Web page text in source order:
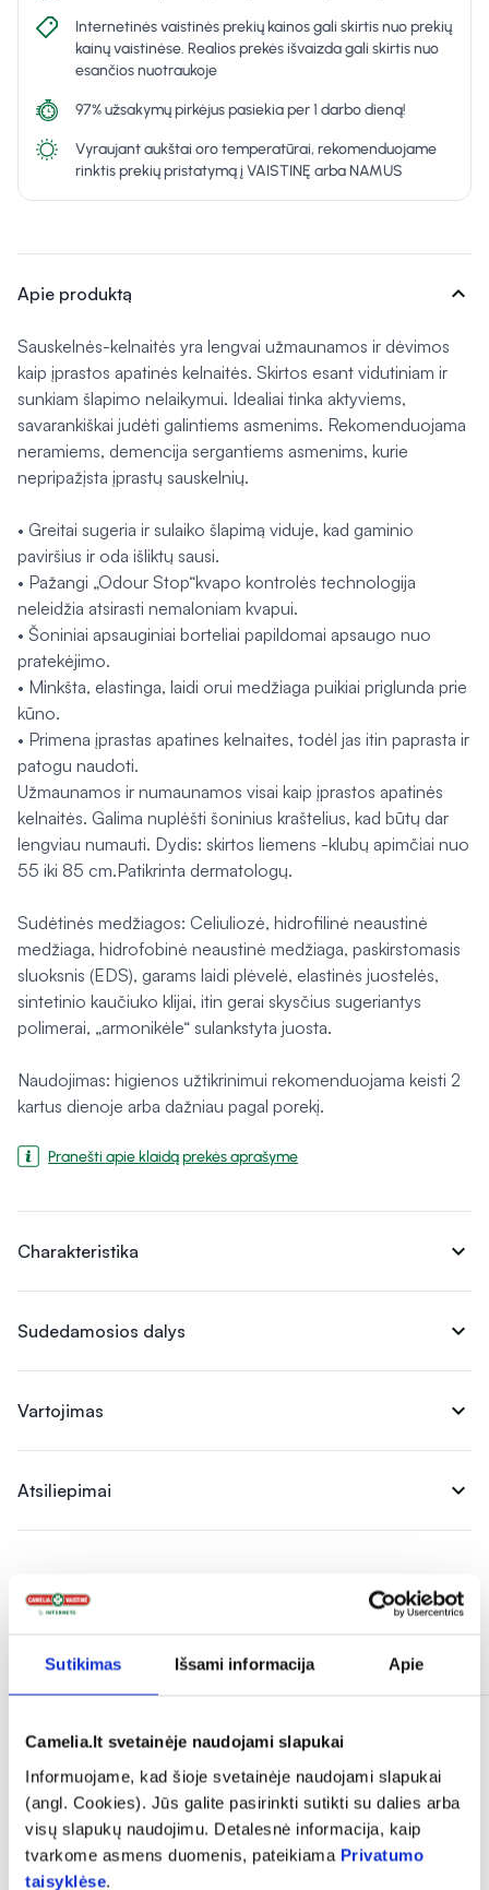
Sutikimas Išsami informacija Apie
Camelia.lt svetainėje naudojami slapukai
Informuojame, kad šioje svetainėje naudojami slapukai
(angl. Cookies). Jūs galite pasirinkti sutikti su dalies arba
visų slapukų naudojimu. Detalesnė informacija, kaip
tvarkome asmens duomenis, pateikiama Privatumo
taisyklėse.
Internetinės vaistinės prekių kainos gali skirtis nuo prekių
kainų vaistinėse. Realios prekės išvaizda gali skirtis nuo
esančios nuotraukoje
97% užsakymų pirkėjus pasiekia per 1 darbo dieną!
Vyraujant aukštai oro temperatūrai, rekomenduojame
rinktis prekių pristatymą į VAISTINĘ arba NAMUS
Apie produktą expand_more
Sauskelnės-kelnaitės yra lengvai užmaunamos ir dėvimos
kaip įprastos apatinės kelnaitės. Skirtos esant vidutiniam ir
sunkiam šlapimo nelaikymui. Idealiai tinka aktyviems,
savarankiškai judėti galintiems asmenims. Rekomenduojama
neramiems, demencija sergantiems asmenims, kurie
nepripažįsta įprastų sauskelnių.
• Greitai sugeria ir sulaiko šlapimą viduje, kad gaminio
paviršius ir oda išliktų sausi.
• Pažangi „Odour Stop“kvapo kontrolės technologija
neleidžia atsirasti nemaloniam kvapui.
• Šoniniai apsauginiai borteliai papildomai apsaugo nuo
pratekėjimo.
• Minkšta, elastinga, laidi orui medžiaga puikiai priglunda prie
kūno.
• Primena įprastas apatines kelnaites, todėl jas itin paprasta ir
patogu naudoti.
Užmaunamos ir numaunamos visai kaip įprastos apatinės
kelnaitės. Galima nuplėšti šoninius kraštelius, kad būtų dar
lengviau numauti. Dydis: skirtos liemens -klubų apimčiai nuo
55 iki 85 cm.Patikrinta dermatologų.
Sudėtinės medžiagos: Celiuliozė, hidrofilinė neaustinė
medžiaga, hidrofobinė neaustinė medžiaga, paskirstomasis
sluoksnis (EDS), garams laidi plėvelė, elastinės juostelės,
sintetinio kaučiuko klijai, itin gerai skysčius sugeriantys
polimerai, „armonikėle“ sulankstyta juosta.
Naudojimas: higienos užtikrinimui rekomenduojama keisti 2
kartus dienoje arba dažniau pagal porekį.
Pranešti apie klaidą prekės aprašyme
Charakteristika expand_more
Sudedamosios dalys expand_more
Vartojimas expand_more
Atsiliepimai expand_more
Panašios prekės